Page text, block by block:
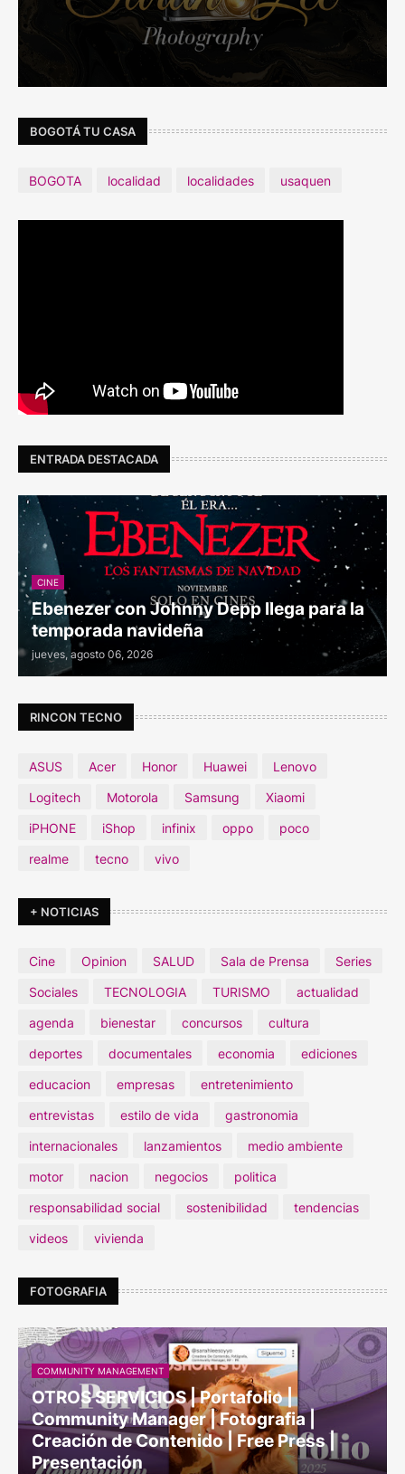
BOGOTÁ TU CASA
BOGOTA localidad localidades usaquen
ENTRADA DESTACADA
CINE
Ebenezer con Johnny Depp llega para la
temporada navideña
jueves, agosto 06, 2026
RINCON TECNO
ASUS Acer Honor Huawei
Lenovo
Logitech
Motorola Samsung
Xiaomi
iPHONE
iShop infinix oppo
poco
realme
tecno vivo
+ NOTICIAS
Cine Opinion SALUD Sala de Prensa
Series
Sociales
TECNOLOGIA TURISMO
actualidad
agenda
bienestar concursos
cultura
deportes
documentales economia
ediciones
educacion
empresas
entretenimiento
entrevistas
estilo de vida
gastronomia
internacionales
lanzamientos
medio ambiente
motor
nacion negocios
politica
responsabilidad social
sostenibilidad
tendencias
videos
vivienda
FOTOGRAFIA
COMMUNITY MANAGEMENT
OTROS SERVICIOS | Portafolio |
Community Manager | Fotografia |
Creación de Contenido | Free Press |
Presentación